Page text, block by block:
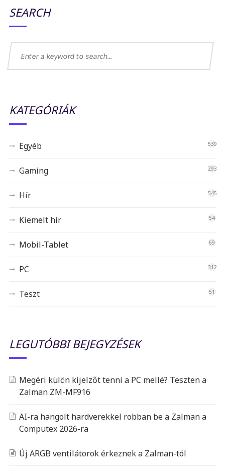
SEARCH
KATEGÓRIÁK
Egyéb 539
Gaming 293
Hír 545
Kiemelt hír 54
Mobil-Tablet 69
PC 312
Teszt 51
LEGUTÓBBI BEJEGYZÉSEK
Megéri külön kijelzőt tenni a PC mellé? Teszten a
Zalman ZM-MF916
AI-ra hangolt hardverekkel robban be a Zalman a
Computex 2026-ra
Új ARGB ventilátorok érkeznek a Zalman-tól